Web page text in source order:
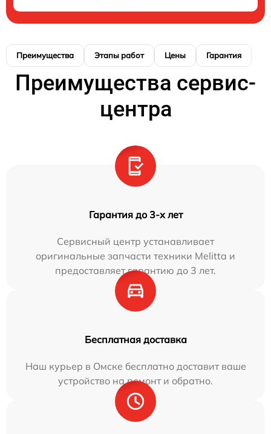
Преимущества Этапы работ Цены Гарантия
Преимущества сервис-
центра
Гарантия до 3-х лет
Сервисный центр устанавливает
оригинальные запчасти техники Melitta и
предоставляет гарантию до 3 лет.
Бесплатная доставка
Наш курьер в Омске бесплатно доставит ваше
устройство на ремонт и обратно.